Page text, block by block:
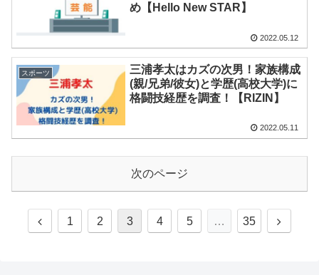
め【Hello New STAR】
2022.05.12
スポーツ
三浦孝太はカズの次男！家族構成
(親/兄弟/彼女)と学歴(高校大学)に
格闘技経歴を調査！【RIZIN】
2022.05.11
次のページ
1 2 3 4 5 … 35